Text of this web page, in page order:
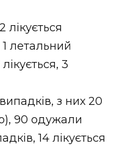
летальний
3
з них 20
90 одужали
14 лікується